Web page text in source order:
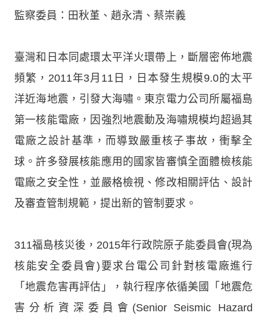
監察委員：田秋堇、趙永清、蔡崇義
臺灣和日本同處環太平洋火環帶上，斷層密佈地震
頻繁，2011年3月11日，日本發生規模9.0的太平
洋近海地震，引發大海嘯。東京電力公司所屬福島
第一核能電廠，因強烈地震動及海嘯規模均超過其
電廠之設計基準，而導致嚴重核子事故，衝擊全
球。許多發展核能應用的國家皆審慎全面體檢核能
電廠之安全性，並嚴格檢視、修改相關評估、設計
及審查管制規範，提出新的管制要求。
311福島核災後，2015年行政院原子能委員會(現為
核能安全委員會)要求台電公司針對核電廠進行
「地震危害再評估」，執行程序依循美國「地震危
害分析資深委員會(Senior Seismic Hazard